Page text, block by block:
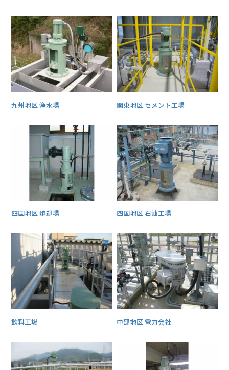
九州地区 浄水場 関東地区 セメント工場
四国地区 焼却場 四国地区 石油工場
飲料工場 中部地区 電力会社